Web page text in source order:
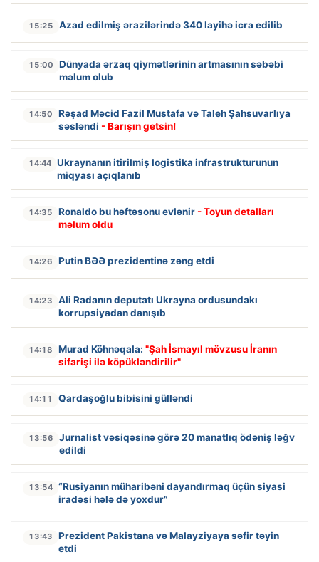
15:25 Azad edilmiş ərazilərində 340 layihə icra edilib
15:00
Dünyada ərzaq qiymətlərinin artmasının səbəbi
məlum olub
14:50
Rəşad Məcid Fazil Mustafa və Taleh Şahsuvarlıya
səsləndi - Barışın getsin!
14:44 Ukraynanın itirilmiş logistika infrastrukturunun
miqyası açıqlanıb
14:35 Ronaldo bu həftəsonu evlənir - Toyun detalları
məlum oldu
14:26 Putin BƏƏ prezidentinə zəng etdi
14:23
Ali Radanın deputatı Ukrayna ordusundakı
korrupsiyadan danışıb
14:18 Murad Köhnəqala: "Şah İsmayıl mövzusu İranın
sifarişi ilə köpükləndirilir"
14:11 Qardaşoğlu bibisini gülləndi
13:56
Jurnalist vəsiqəsinə görə 20 manatlıq ödəniş ləğv
edildi
13:54 “Rusiyanın müharibəni dayandırmaq üçün siyasi
iradəsi hələ də yoxdur”
13:43
Prezident Pakistana və Malayziyaya səfir təyin
etdi